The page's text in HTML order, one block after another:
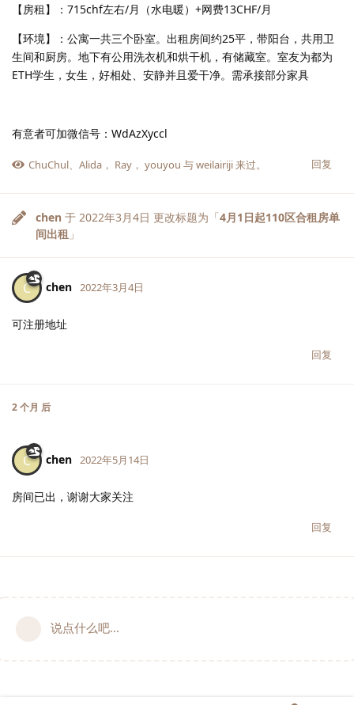
【房租】：715chf左右/月（水电暖）+网费13CHF/月
【环境】：公寓一共三个卧室。出租房间约25平，带阳台，共用卫
生间和厨房。地下有公用洗衣机和烘干机，有储藏室。室友为都为
ETH学生，女生，好相处、安静并且爱干净。需承接部分家具
有意者可加微信号：WdAzXyccl
回复
ChuChul、 Alida ， Ray ， youyou 与weilairiji来过。
chen 于 2022年3月4日 更改标题为「4月1日起110区合租房单
间出租 」
C chen 2022年3月4日
可注册地址
回复
2 个月 后
C chen 2022年5月14日
房间已出，谢谢大家关注
回复
说点什么吧...